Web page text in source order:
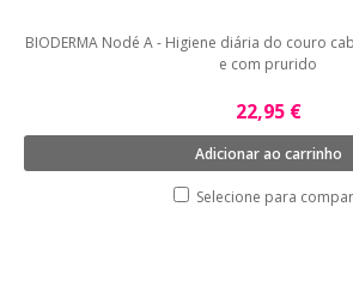
BIODERMA Nodé A - Higiene diária do couro
e com prurido
22,95 €
Adicionar ao carrinho
Selecione para